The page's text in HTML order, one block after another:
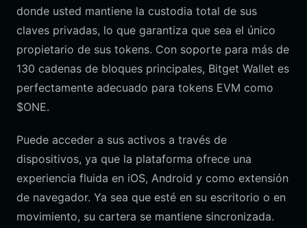
donde usted mantiene la custodia total de sus
claves privadas, lo que garantiza que sea el único
propietario de sus tokens. Con soporte para más de
130 cadenas de bloques principales, Bitget Wallet es
perfectamente adecuado para tokens EVM como
$ONE.
Puede acceder a sus activos a través de
dispositivos, ya que la plataforma ofrece una
experiencia fluida en iOS, Android y como extensión
de navegador. Ya sea que esté en su escritorio o en
movimiento, su cartera se mantiene sincronizada.